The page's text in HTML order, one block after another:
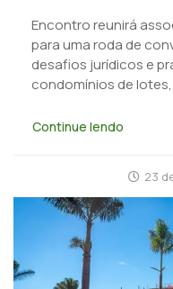
Encontro reunirá
para uma roda de
desafios jurídicos e
condomínios de lotes,
Continue lendo
23